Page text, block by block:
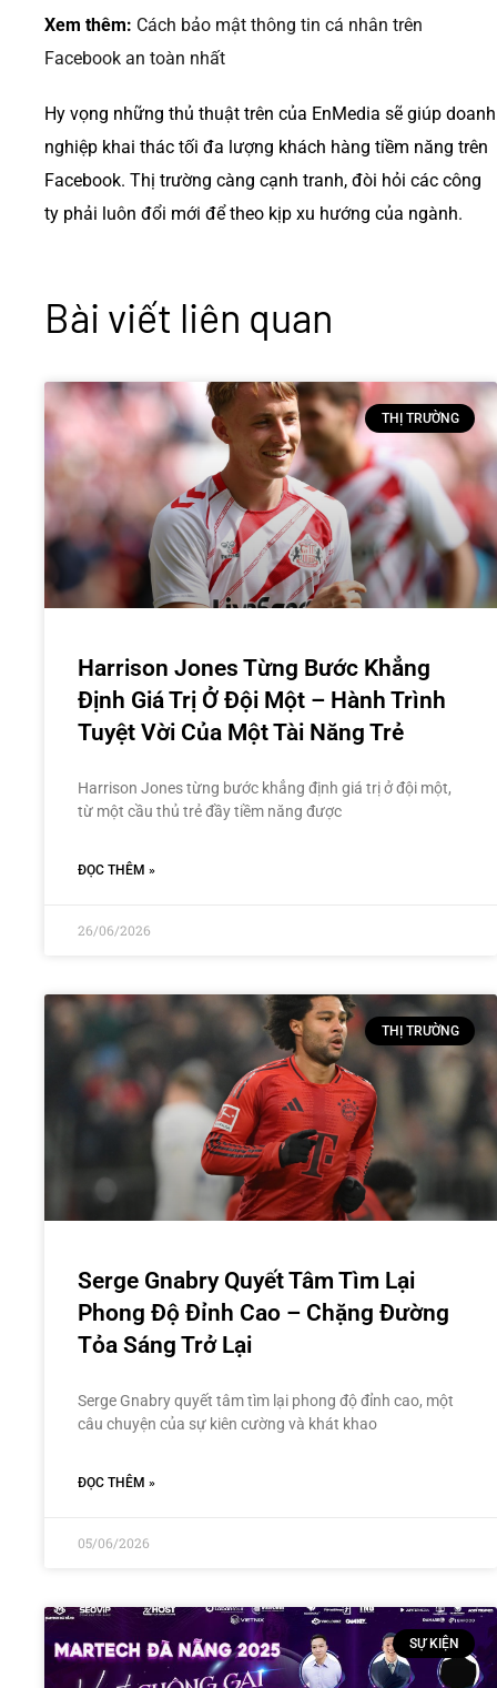
Xem thêm: Cách bảo mật thông tin cá nhân trên
Facebook an toàn nhất
Hy vọng những thủ thuật trên của EnMedia sẽ giúp doanh
nghiệp khai thác tối đa lượng khách hàng tiềm năng trên
Facebook. Thị trường càng cạnh tranh, đòi hỏi các công
ty phải luôn đổi mới để theo kịp xu hướng của ngành.
Bài viết liên quan
THỊ TRƯỜNG
Harrison Jones Từng Bước Khẳng
Định Giá Trị Ở Đội Một – Hành Trình
Tuyệt Vời Của Một Tài Năng Trẻ
Harrison Jones từng bước khẳng định giá trị ở đội một,
từ một cầu thủ trẻ đầy tiềm năng được
ĐỌC THÊM »
26/06/2026
THỊ TRƯỜNG
Serge Gnabry Quyết Tâm Tìm Lại
Phong Độ Đỉnh Cao – Chặng Đường
Tỏa Sáng Trở Lại
Serge Gnabry quyết tâm tìm lại phong độ đỉnh cao, một
câu chuyện của sự kiên cường và khát khao
ĐỌC THÊM »
05/06/2026
SỰ KIỆN